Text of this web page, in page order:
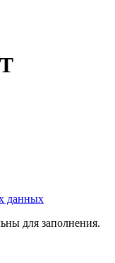
данных
для заполнения.